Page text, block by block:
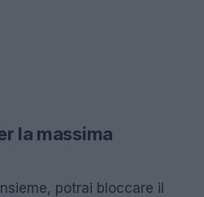
la massima
potrai bloccare il